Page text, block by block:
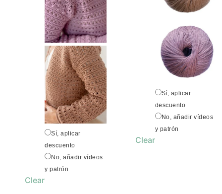
Sí, aplicar
descuento
No, añadir vídeos
y patrón
Clear
Sí, aplicar
descuento
No, añadir vídeos
y patrón
Clear